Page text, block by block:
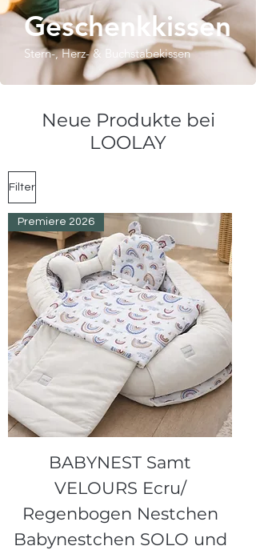
Geschenkkissen
Stern-, Herz- & Buchstabekissen
Neue Produkte bei
LOOLAY
Filter
Premiere 2026
BABYNEST Samt
VELOURS Ecru/
Regenbogen Nestchen
Babynestchen SOLO und